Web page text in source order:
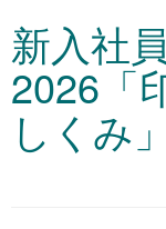
新入社
2026「
しくみ」